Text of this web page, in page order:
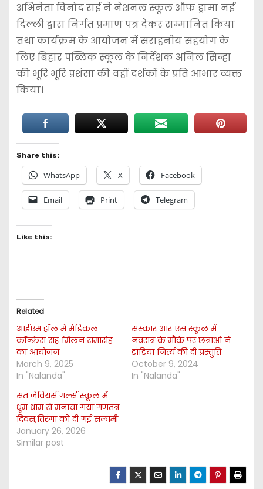
अभिनेता विनोद राई ने नेशनल स्कूल ऑफ ड्रामा नई
दिल्ली द्वारा निर्गत प्रमाण पत्र देकर सम्मानित किया
तथा कार्यक्रम के आयोजन में सराहनीय सहयोग के
लिए बिहार पब्लिक स्कूल के निर्देशक अनिल सिन्हा
की भूरि भूरि प्रशंसा की वहीं दर्शकों के प्रति आभार व्यक्त
किया।
Share this:
WhatsApp X Facebook
Email Print Telegram
Like this:
Related
आईएम हॉल में मेडिकल
कॉन्फ्रेंस सह मिलन समारोह
का आयोजन
March 9, 2025
In "Nalanda"
संस्कार आर एस स्कूल में
नवरात्र के मौके पर छत्राओ ने
डांडिया निर्त्य की दी प्रस्तुति
October 9, 2024
In "Nalanda"
संत जेवियर्स गर्ल्स स्कूल में
धूम धाम से मनाया गया गणतंत्र
दिवस,तिरंगा को दी गई सलामी
January 26, 2026
Similar post